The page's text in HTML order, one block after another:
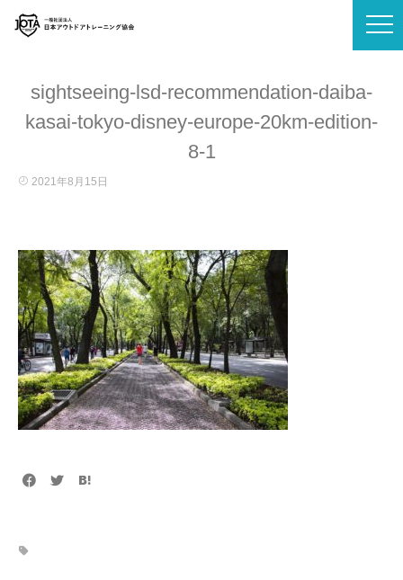
sightseeing-lsd-recommendation-daiba-
kasai-tokyo-disney-europe-20km-edition-
8-1
2021年8月15日